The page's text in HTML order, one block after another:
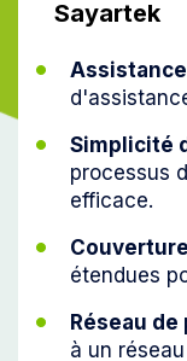
Sayartek
Simplicité
processus
efficace.
étendues
Réseau
à un